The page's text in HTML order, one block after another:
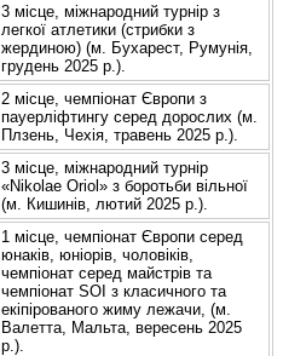
3 місце, міжнародний турнір з
легкої атлетики (стрибки з
жердиною) (м. Бухарест, Румунія,
грудень 2025 р.).
2 місце, чемпіонат Європи з
пауерліфтингу серед дорослих (м.
Плзень, Чехія, травень 2025 р.).
3 місце, міжнародний турнір
«Nikolae Oriol» з боротьби вільної
(м. Кишинів, лютий 2025 р.).
1 місце, чемпіонат Європи серед
юнаків, юніорів, чоловіків,
чемпіонат серед майстрів та
чемпіонат SOI з класичного та
екіпірованого жиму лежачи, (м.
Валетта, Мальта, вересень 2025
р.).